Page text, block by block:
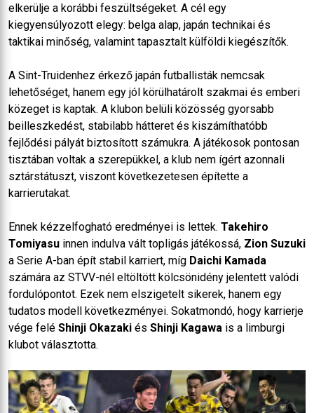
elkerülje a korábbi feszültségeket. A cél egy
kiegyensúlyozott elegy: belga alap, japán technikai és
taktikai minőség, valamint tapasztalt külföldi kiegészítők.
A Sint-Truidenhez érkező japán futballisták nemcsak
lehetőséget, hanem egy jól körülhatárolt szakmai és emberi
közeget is kaptak. A klubon belüli közösség gyorsabb
beilleszkedést, stabilabb hátteret és kiszámíthatóbb
fejlődési pályát biztosított számukra. A játékosok pontosan
tisztában voltak a szerepükkel, a klub nem ígért azonnali
sztárstátuszt, viszont következetesen építette a
karrierutakat.
Ennek kézzelfogható eredményei is lettek. Takehiro
Tomiyasu innen indulva vált topligás játékossá, Zion Suzuki
a Serie A-ban épít stabil karriert, míg Daichi Kamada
számára az STVV-nél eltöltött kölcsönidény jelentett valódi
fordulópontot. Ezek nem elszigetelt sikerek, hanem egy
tudatos modell következményei. Sokatmondó, hogy karrierje
vége felé Shinji Okazaki és Shinji Kagawa is a limburgi
klubot választotta.